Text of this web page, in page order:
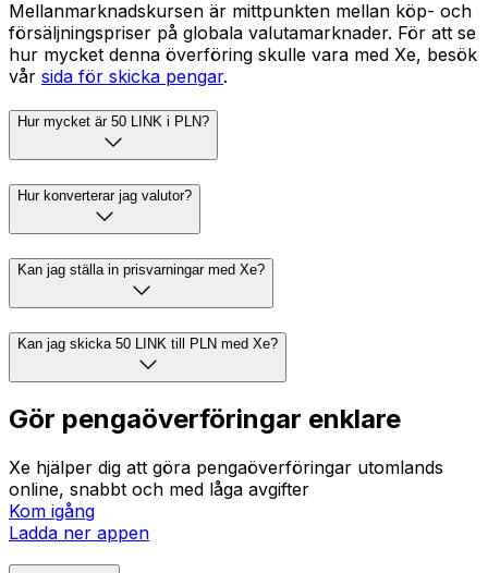
Mellanmarknadskursen är mittpunkten mellan köp- och
försäljningspriser på globala valutamarknader. För att se
hur mycket denna överföring skulle vara med Xe, besök
vår sida för skicka pengar.
Hur mycket är 50 LINK i PLN?
Hur konverterar jag valutor?
Kan jag ställa in prisvarningar med Xe?
Kan jag skicka 50 LINK till PLN med Xe?
Gör pengaöverföringar enklare
Xe hjälper dig att göra pengaöverföringar utomlands
online, snabbt och med låga avgifter
Kom igång
Ladda ner appen